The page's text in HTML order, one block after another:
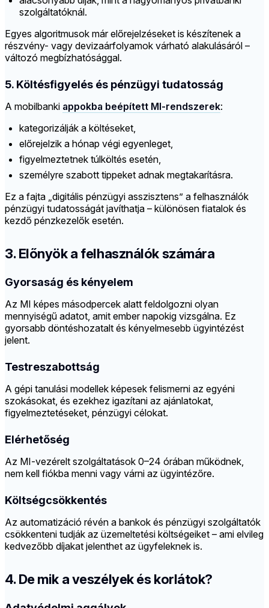
szolgáltatóknál.
Egyes algoritmusok már előrejelzéseket is készítenek a
részvény- vagy devizaárfolyamok várható alakulásáról –
változó megbízhatósággal.
5. Költésfigyelés és pénzügyi tudatosság
A mobilbanki appokba beépített MI-rendszerek:
kategorizálják a költéseket,
előrejelzik a hónap végi egyenleget,
figyelmeztetnek túlköltés esetén,
személyre szabott tippeket adnak megtakarításra.
Ez a fajta „digitális pénzügyi asszisztens” a felhasználók
pénzügyi tudatosságát javíthatja – különösen fiatalok és
kezdő pénzkezelők esetén.
3. Előnyök a felhasználók számára
Gyorsaság és kényelem
Az MI képes másodpercek alatt feldolgozni olyan
mennyiségű adatot, amit ember napokig vizsgálna. Ez
gyorsabb döntéshozatalt és kényelmesebb ügyintézést
jelent.
Testreszabottság
A gépi tanulási modellek képesek felismerni az egyéni
szokásokat, és ezekhez igazítani az ajánlatokat,
figyelmeztetéseket, pénzügyi célokat.
Elérhetőség
Az MI-vezérelt szolgáltatások 0–24 órában működnek,
nem kell fiókba menni vagy várni az ügyintézőre.
Költségcsökkentés
Az automatizáció révén a bankok és pénzügyi szolgáltatók
csökkenteni tudják az üzemeltetési költségeiket – ami elvileg
kedvezőbb díjakat jelenthet az ügyfeleknek is.
4. De mik a veszélyek és korlátok?